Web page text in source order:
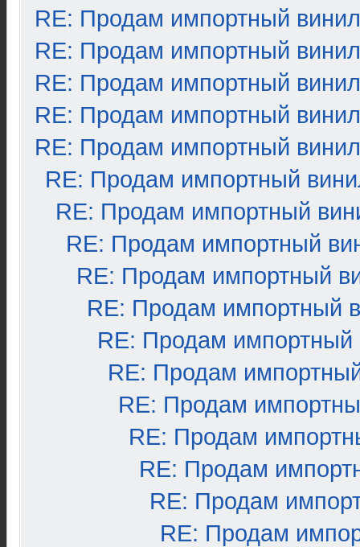
RE: Продам импортный винил
RE: Продам импортный винил
RE: Продам импортный винил
RE: Продам импортный винил
RE: Продам импортный винил
RE: Продам импортный
RE: Продам импортный
RE: Продам импортный
RE: Продам импортный
RE: Продам импортный
RE: Продам импортный
RE: Продам
RE: Продам
RE: Продам
RE: Продам
RE: Продам
RE: Продам